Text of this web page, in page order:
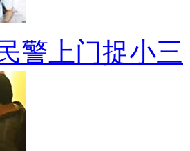
警上门捉小三